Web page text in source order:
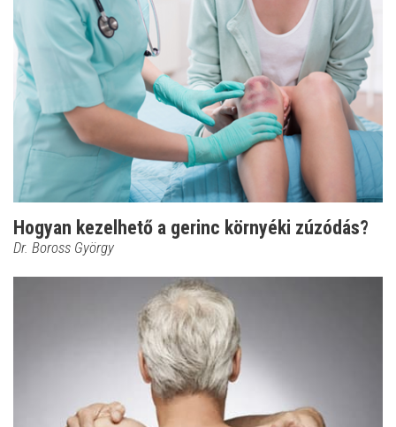
Hogyan kezelhető a gerinc környéki zúzódás?
Dr. Boross György